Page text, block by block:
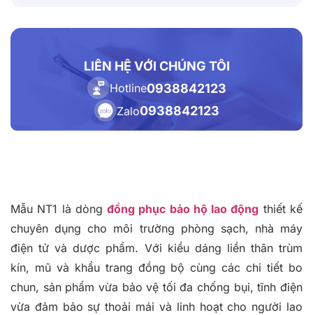
LIÊN HỆ VỚI CHÚNG TÔI
Hotline0938842123
Zalo0938842123
Mẫu NT1 là dòngđồng phục bảo hộ lao động thiết kế
chuyên dụng cho môi trường phòng sạch, nhà máy
điện tử và dược phẩm. Với kiểu dáng liền thân trùm
kín, mũ và khẩu trang đồng bộ cùng các chi tiết bo
chun, sản phẩm vừa bảo vệ tối đa chống bụi, tĩnh điện
vừa đảm bảo sự thoải mái và linh hoạt cho người lao